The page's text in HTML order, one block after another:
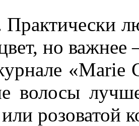
но
«Marie
волосы
розоватой